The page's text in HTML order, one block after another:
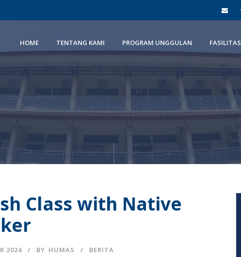
HOME TENTANG KAMI PROGRAM UNGGULAN FASILITAS
Class with Native
2024 BY HUMAS BERITA